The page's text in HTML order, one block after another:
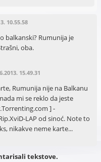
10.55.58
balkanski? Rumunija je
oba.
15.49.31
Rumunija nije na Balkanu
mi se reklo da jeste
] -
LAP od sinoć. Note to
nikakve neme karte...
tekstove.